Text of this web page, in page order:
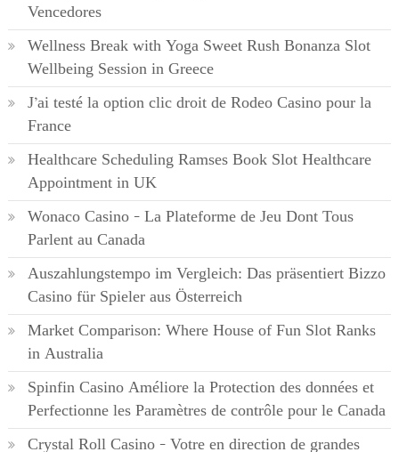
Vencedores
Wellness Break with Yoga Sweet Rush Bonanza Slot
Wellbeing Session in Greece
J’ai testé la option clic droit de Rodeo Casino pour la
France
Healthcare Scheduling Ramses Book Slot Healthcare
Appointment in UK
Wonaco Casino – La Plateforme de Jeu Dont Tous
Parlent au Canada
Auszahlungstempo im Vergleich: Das präsentiert Bizzo
Casino für Spieler aus Österreich
Market Comparison: Where House of Fun Slot Ranks
in Australia
Spinfin Casino Améliore la Protection des données et
Perfectionne les Paramètres de contrôle pour le Canada
Crystal Roll Casino – Votre en direction de grandes